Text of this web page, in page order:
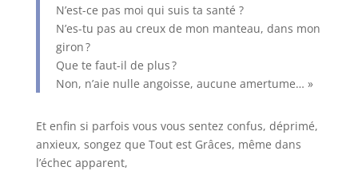
N’est-ce pas moi qui suis ta santé ?
N’es-tu pas au creux de mon manteau, dans mon
giron ?
Que te faut-il de plus ?
Non, n’aie nulle angoisse, aucune amertume… »
Et enfin si parfois vous vous sentez confus, déprimé,
anxieux, songez que Tout est Grâces, même dans
l’échec apparent,